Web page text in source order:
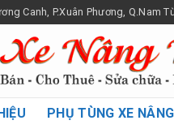
Canh, P.Xuân Phương, Q.Nam
PHỤ TÙNG XE NÂNG